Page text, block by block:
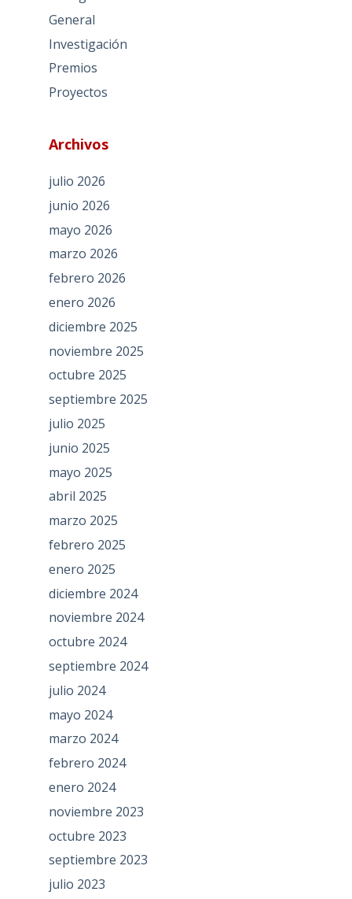
General
Investigación
Premios
Proyectos
Archivos
julio 2026
junio 2026
mayo 2026
marzo 2026
febrero 2026
enero 2026
diciembre 2025
noviembre 2025
octubre 2025
septiembre 2025
julio 2025
junio 2025
mayo 2025
abril 2025
marzo 2025
febrero 2025
enero 2025
diciembre 2024
noviembre 2024
octubre 2024
septiembre 2024
julio 2024
mayo 2024
marzo 2024
febrero 2024
enero 2024
noviembre 2023
octubre 2023
septiembre 2023
julio 2023